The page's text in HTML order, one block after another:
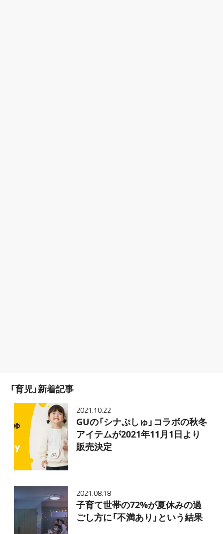
「育児」新着記事
2021.10.22
GUの「シナぷしゅ」コラボの秋冬
アイテムが2021年11月1日より
販売決定
2021.08.18
子育て世帯の72%が夏休みの過
ごし方に「不満あり」という結果